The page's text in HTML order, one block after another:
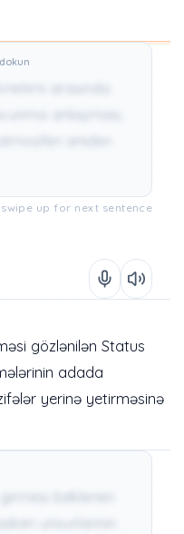
aniden
swipe up for next sentence
gözlənilən Status
adada
yerinə yetirməsinə